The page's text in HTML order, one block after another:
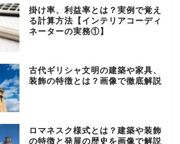
掛け率、利益率とは？実例で覚え
る計算方法【インテリアコーディ
ネーターの実務①】
古代ギリシャ文明の建築や家具、
装飾の特徴とは？画像で徹底解説
ロマネスク様式とは？建築や装飾
の特徴と発展の歴史を画像で解説